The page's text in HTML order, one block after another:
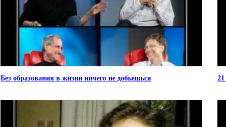
Без образования в жизни ничего не добьешься